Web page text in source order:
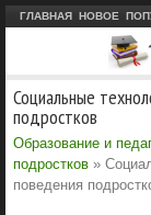
ГЛАВНАЯ НОВОЕ
Социальные
подростков
Образование и
подростков »
поведения